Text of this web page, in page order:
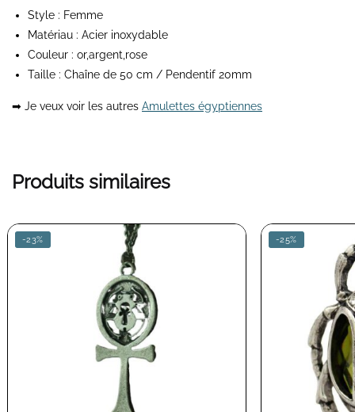
Style : Femme
Matériau : Acier inoxydable
Couleur : or,argent,rose
Taille : Chaîne de 50 cm / Pendentif 20mm
➡ Je veux voir les autres Amulettes égyptiennes
Produits similaires
-23% -25%